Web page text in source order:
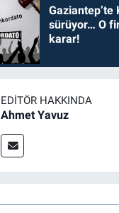
Gaziantep’te
sürüyor… O
karar!
EDITÖR HAKKINDA
Ahmet Yavuz